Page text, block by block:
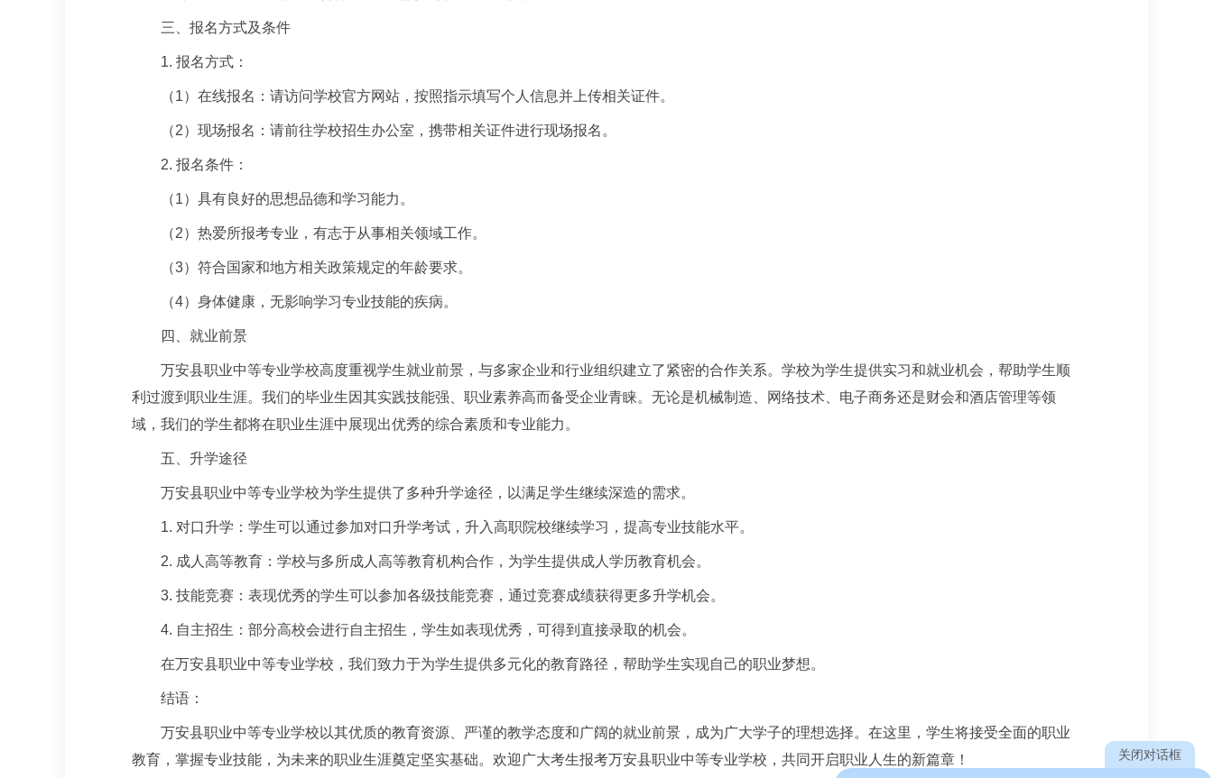
三、报名方式及条件
1. 报名方式：
（1）在线报名：请访问学校官方网站，按照指示填写个人信息并上传相关证件。
（2）现场报名：请前往学校招生办公室，携带相关证件进行现场报名。
2. 报名条件：
（1）具有良好的思想品德和学习能力。
（2）热爱所报考专业，有志于从事相关领域工作。
（3）符合国家和地方相关政策规定的年龄要求。
（4）身体健康，无影响学习专业技能的疾病。
四、就业前景
万安县职业中等专业学校高度重视学生就业前景，与多家企业和行业组织建立了紧密的合作关系。学校为学生提供实习和就业机会，帮助学生顺
利过渡到职业生涯。我们的毕业生因其实践技能强、职业素养高而备受企业青睐。无论是机械制造、网络技术、电子商务还是财会和酒店管理等领
域，我们的学生都将在职业生涯中展现出优秀的综合素质和专业能力。
五、升学途径
万安县职业中等专业学校为学生提供了多种升学途径，以满足学生继续深造的需求。
1. 对口升学：学生可以通过参加对口升学考试，升入高职院校继续学习，提高专业技能水平。
2. 成人高等教育：学校与多所成人高等教育机构合作，为学生提供成人学历教育机会。
3. 技能竞赛：表现优秀的学生可以参加各级技能竞赛，通过竞赛成绩获得更多升学机会。
4. 自主招生：部分高校会进行自主招生，学生如表现优秀，可得到直接录取的机会。
在万安县职业中等专业学校，我们致力于为学生提供多元化的教育路径，帮助学生实现自己的职业梦想。
结语：
万安县职业中等专业学校以其优质的教育资源、严谨的教学态度和广阔的就业前景，成为广大学子的理想选择。在这里，学生将接受全面的职业
教育，掌握专业技能，为未来的职业生涯奠定坚实基础。欢迎广大考生报考万安县职业中等专业学校，共同开启职业人生的新篇章！
关闭对话框